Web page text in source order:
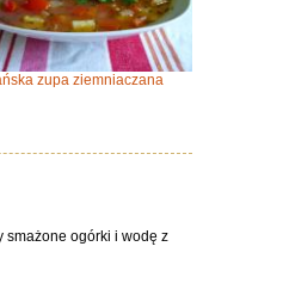
zupa ziemniaczana
smażone ogórki i wodę z